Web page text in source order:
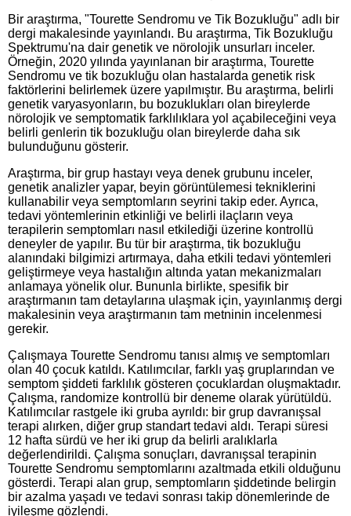
Bir araştırma, "Tourette Sendromu ve Tik Bozukluğu" adlı bir
dergi makalesinde yayınlandı. Bu araştırma, Tik Bozukluğu
Spektrumu'na dair genetik ve nörolojik unsurları inceler.
Örneğin, 2020 yılında yayınlanan bir araştırma, Tourette
Sendromu ve tik bozukluğu olan hastalarda genetik risk
faktörlerini belirlemek üzere yapılmıştır. Bu araştırma, belirli
genetik varyasyonların, bu bozuklukları olan bireylerde
nörolojik ve semptomatik farklılıklara yol açabileceğini veya
belirli genlerin tik bozukluğu olan bireylerde daha sık
bulunduğunu gösterir.
Araştırma, bir grup hastayı veya denek grubunu inceler,
genetik analizler yapar, beyin görüntülemesi tekniklerini
kullanabilir veya semptomların seyrini takip eder. Ayrıca,
tedavi yöntemlerinin etkinliği ve belirli ilaçların veya
terapilerin semptomları nasıl etkilediği üzerine kontrollü
deneyler de yapılır. Bu tür bir araştırma, tik bozukluğu
alanındaki bilgimizi artırmaya, daha etkili tedavi yöntemleri
geliştirmeye veya hastalığın altında yatan mekanizmaları
anlamaya yönelik olur. Bununla birlikte, spesifik bir
araştırmanın tam detaylarına ulaşmak için, yayınlanmış dergi
makalesinin veya araştırmanın tam metninin incelenmesi
gerekir.
Çalışmaya Tourette Sendromu tanısı almış ve semptomları
olan 40 çocuk katıldı. Katılımcılar, farklı yaş gruplarından ve
semptom şiddeti farklılık gösteren çocuklardan oluşmaktadır.
Çalışma, randomize kontrollü bir deneme olarak yürütüldü.
Katılımcılar rastgele iki gruba ayrıldı: bir grup davranışsal
terapi alırken, diğer grup standart tedavi aldı. Terapi süresi
12 hafta sürdü ve her iki grup da belirli aralıklarla
değerlendirildi. Çalışma sonuçları, davranışsal terapinin
Tourette Sendromu semptomlarını azaltmada etkili olduğunu
gösterdi. Terapi alan grup, semptomların şiddetinde belirgin
bir azalma yaşadı ve tedavi sonrası takip dönemlerinde de
iyileşme gözlendi.